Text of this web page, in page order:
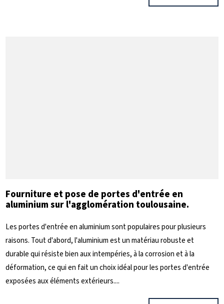
Fourniture et pose de portes d'entrée en
aluminium sur l'agglomération toulousaine.
Les portes d'entrée en aluminium sont populaires pour plusieurs
raisons. Tout d'abord, l'aluminium est un matériau robuste et
durable qui résiste bien aux intempéries, à la corrosion et à la
déformation, ce qui en fait un choix idéal pour les portes d'entrée
exposées aux éléments extérieurs....